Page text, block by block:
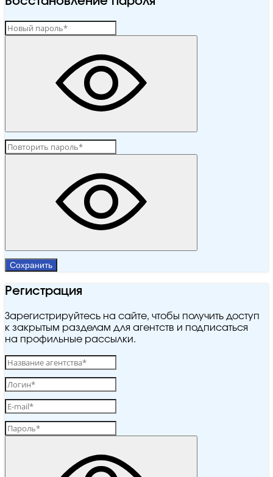
Сохранить
Регистрация
Зарегистрируйтесь на сайте, чтобы получить доступ
к закрытым разделам для агентств и подписаться
на профильные рассылки.